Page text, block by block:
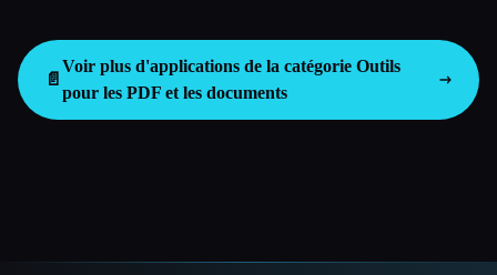
📄
Voir plus d'applications de la catégorie Outils
pour les PDF et les documents